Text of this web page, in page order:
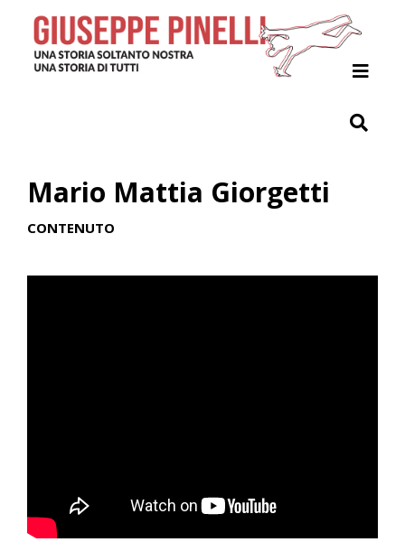
Giuseppe Pinelli
Archivio
Mario Mattia Giorgetti
CONTENUTO